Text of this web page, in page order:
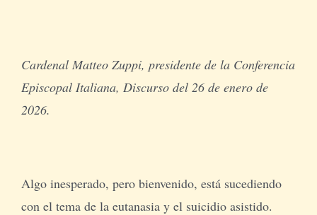
Cardenal Matteo Zuppi, presidente de la Conferencia
Episcopal Italiana, Discurso del 26 de enero de
2026.
Algo inesperado, pero bienvenido, está sucediendo
con el tema de la eutanasia y el suicidio asistido.